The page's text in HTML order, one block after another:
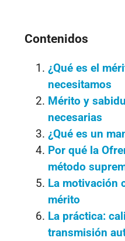
Contenidos
¿Qué es el
necesitamos
Mérito y
necesarias
¿Qué es un
Por qué la
método
La motivación
mérito
La práctica:
transmisión